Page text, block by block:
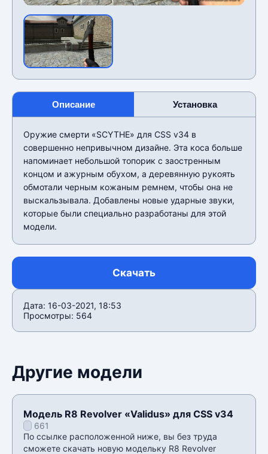
Описание Установка
Оружие смерти «SCYTHE» для CSS v34 в
совершенно непривычном дизайне. Эта коса больше
напоминает небольшой топорик с заостренным
концом и ажурным обухом, а деревянную рукоять
обмотали черным кожаным ремнем, чтобы она не
выскальзывала. Добавлены новые ударные звуки,
которые были специально разработаны для этой
модели.
Скачать
Дата: 16-03-2021, 18:53
Просмотры: 564
Другие модели
Модель R8 Revolver «Validus» для CSS v34
661
По ссылке расположенной ниже, вы без труда
сможете скачать новую модельку R8 Revolver